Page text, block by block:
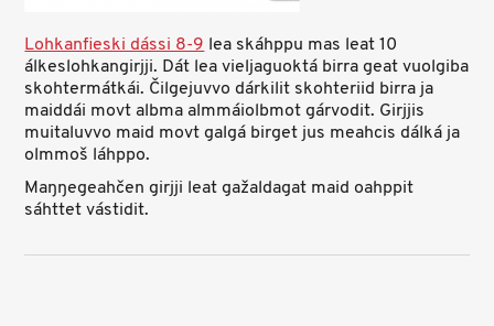
Lohkanfieski dássi 8-9lea skáhppu mas leat 10
álkeslohkangirjji. Dát lea vieljaguoktá birra geat vuolgiba
skohtermátkái. Čilgejuvvo dárkilit skohteriid birra ja
maiddái movt albma almmáiolbmot gárvodit. Girjjis
muitaluvvo maid movt galgá birget jus meahcis dálká ja
olmmoš láhppo.
Maŋŋegeahčen girjji leat gažaldagat maid oahppit
sáhttet vástidit.